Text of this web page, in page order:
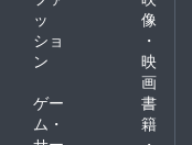
ッ
ショ
ン
像
・
映
画
ゲー
ム・
書
籍